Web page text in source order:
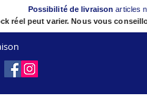
Possibilité de livraisonarticles
réel peut varier. Nous vous